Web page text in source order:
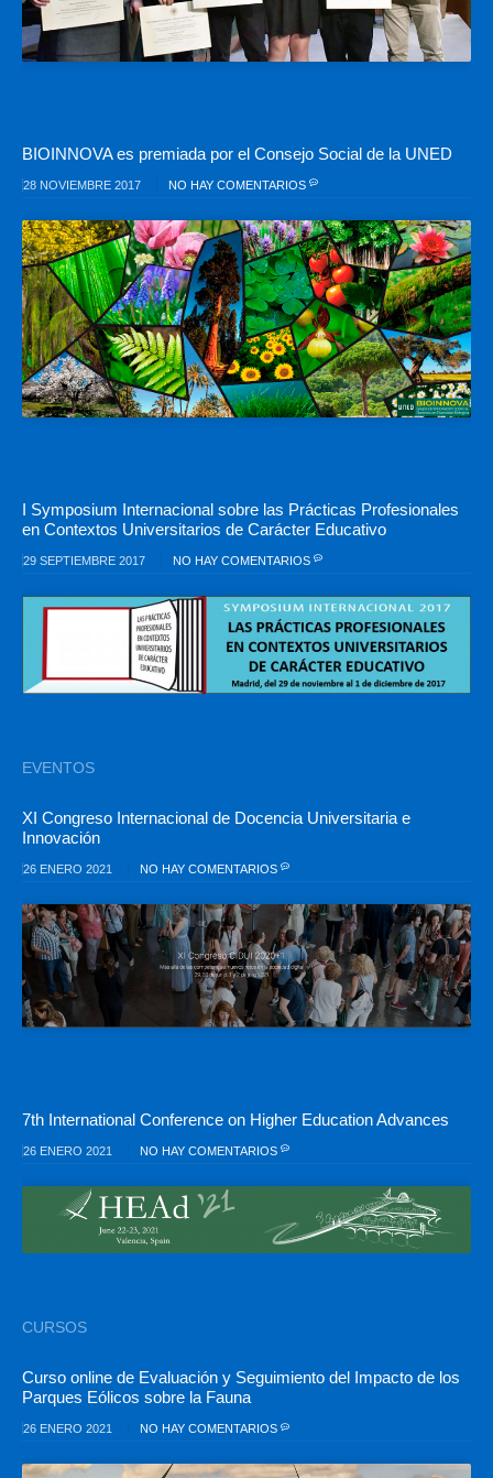
BIOINNOVA es premiada por el Consejo Social de la UNED
28 NOVIEMBRE 2017 NO HAY COMENTARIOS
I Symposium Internacional sobre las Prácticas Profesionales
en Contextos Universitarios de Carácter Educativo
29 SEPTIEMBRE 2017 NO HAY COMENTARIOS
EVENTOS
XI Congreso Internacional de Docencia Universitaria e
Innovación
26 ENERO 2021 NO HAY COMENTARIOS
7th International Conference on Higher Education Advances
26 ENERO 2021 NO HAY COMENTARIOS
CURSOS
Curso online de Evaluación y Seguimiento del Impacto de los
Parques Eólicos sobre la Fauna
26 ENERO 2021 NO HAY COMENTARIOS